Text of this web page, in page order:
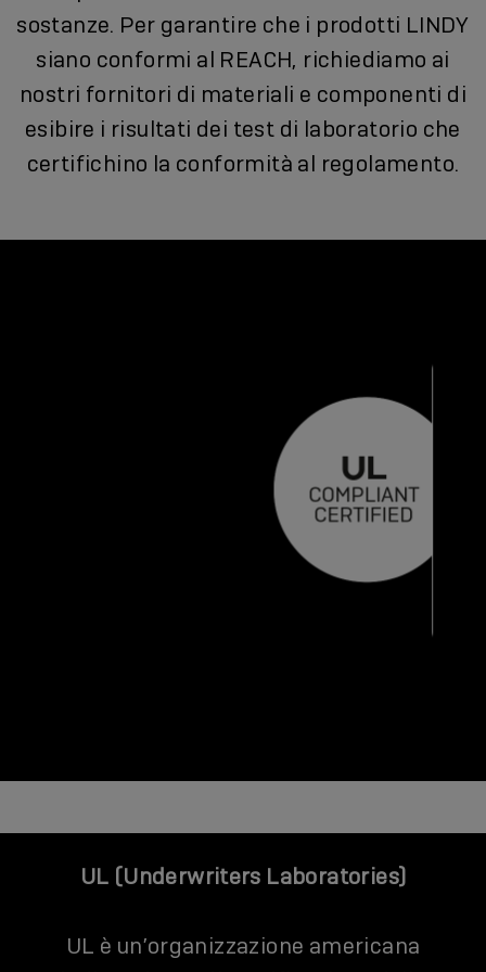
sostanze. Per garantire che i prodotti LINDY
siano conformi al REACH, richiediamo ai
nostri fornitori di materiali e componenti di
esibire i risultati dei test di laboratorio che
certifichino la conformità al regolamento.
UL (Underwriters Laboratories)
UL è un’organizzazione americana